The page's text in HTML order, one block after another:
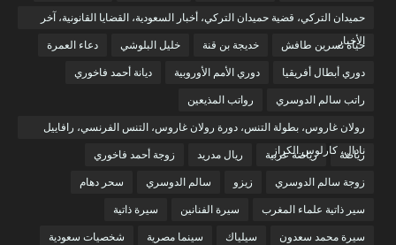
حميدان التركي، قضية حميدان التركي، أخبار السعودية، القضايا القانونية، آخر
الأخبار
حياة نسرين طافش خديجة بن قنة خليل البلوشي دعاء العمرة
دوري أبطال أفريقيا دوري الأمم الأوروبية ديانة أحمد فاخوري
راتب سالم الدوسري رواتب المذيعين
رولان غاروس، بطولة التنس، دورة رولان غاروس، التنس الفرنسي، رافاييل
نادال، كارلوس الكراز
رياضة رياضة عربية ريال مدريد زوجة أحمد فاخوري
زوجة سالم الدوسري زيزو سالم الدوسري سحر دهام
سير ذاتية علماء المغرب سيرة الفنانين سيرة ذاتية
سيرة محمد سعدون سيلياك سينما مصرية شخصيات سعودية